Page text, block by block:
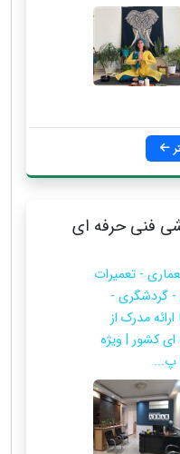
فنی حرفه ای
- تعمیرات
- گردشگری -
مدرک از
کشور | ویژه
| پ...